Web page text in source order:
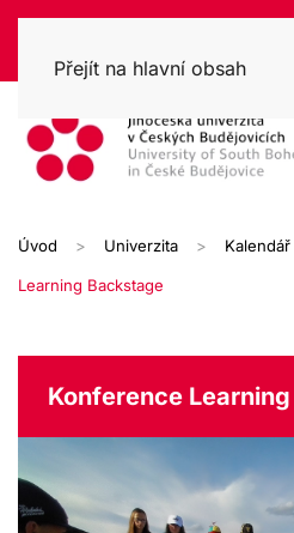
Přejít na hlavní obsah
Úvod Univerzita
Learning Backstage
Konference